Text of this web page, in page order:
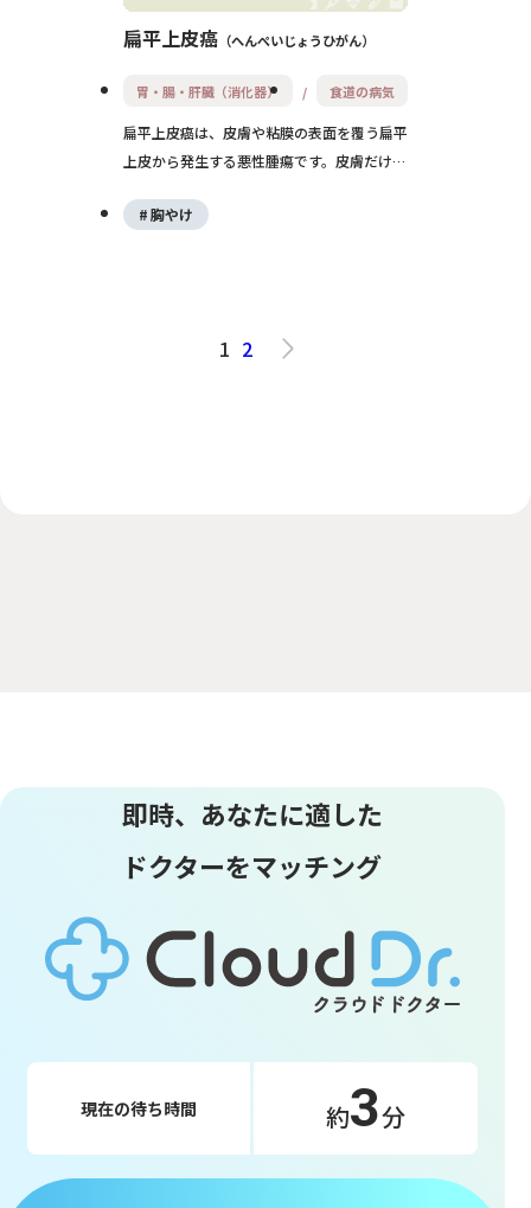
扁平上皮癌 へんぺいじょうひがん
胃・腸・肝臓（消化器） 食道の病気
扁平上皮癌は、皮膚や粘膜の表面を覆う扁平
上皮から発生する悪性腫瘍です。皮膚だけで
い部位に発生します。進行すると周囲の組織
胸やけ
1 2
即時、あなたに適した
ドクターをマッチング
現在の待ち時間 約3分